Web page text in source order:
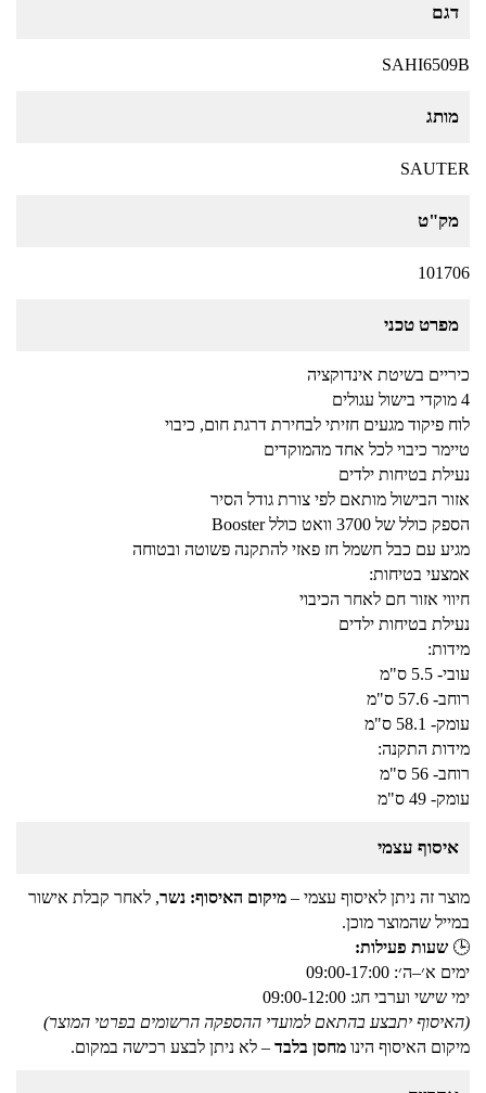
דגם
SAHI6509B
מותג
SAUTER
מק"ט
101706
מפרט טכני
כיריים בשיטת אינדוקציה
4 מוקדי בישול עגולים
לוח פיקוד מגעים חזיתי לבחירת דרגת חום, כיבוי
טיימר כיבוי לכל אחד מהמוקדים
נעילת בטיחות ילדים
אזור הבישול מותאם לפי צורת גודל הסיר
הספק כולל של 3700 וואט כולל Booster
מגיע עם כבל חשמל חז פאזי להתקנה פשוטה ובטוחה
אמצעי בטיחות:
חיווי אזור חם לאחר הכיבוי
נעילת בטיחות ילדים
מידות:
עובי- 5.5 ס"מ
רוחב- 57.6 ס"מ
עומק- 58.1 ס"מ
מידות התקנה:
רוחב- 56 ס"מ
עומק- 49 ס"מ
איסוף עצמי
מוצר זה ניתן לאיסוף עצמי – מיקום האיסוף: נשר, לאחר קבלת אישור
במייל שהמוצר מוכן.
🕒 שעות פעילות:
ימים א׳–ה׳: 09:00-17:00
ימי שישי וערבי חג: 09:00-12:00
(האיסוף יתבצע בהתאם למועדי ההספקה הרשומים בפרטי המוצר)
מיקום האיסוף הינו מחסן בלבד – לא ניתן לבצע רכישה במקום.